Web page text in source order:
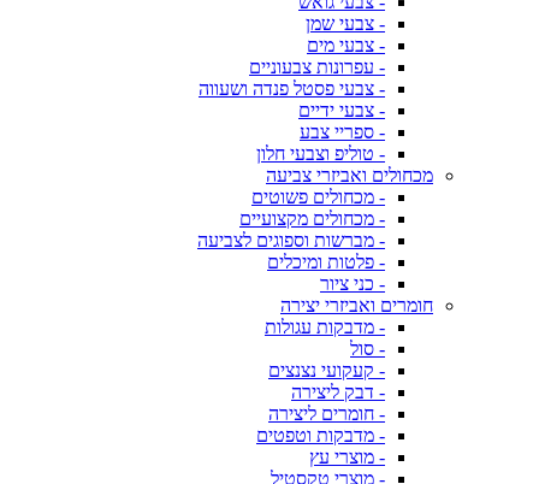
- צבעי שמן
- צבעי מים
- עפרונות צבעוניים
- צבעי פסטל פנדה ושעווה
- צבעי ידיים
- ספריי צבע
- טוליפ וצבעי חלון
מכחולים ואביזרי צביעה
- מכחולים פשוטים
- מכחולים מקצועיים
- מברשות וספוגים לצביעה
- פלטות ומיכלים
- כני ציור
חומרים ואביזרי יצירה
- מדבקות עגולות
- סול
- קעקועי נצנצים
- דבק ליצירה
- חומרים ליצירה
- מדבקות וטפטים
- מוצרי עץ
- מוצרי טקסטיל